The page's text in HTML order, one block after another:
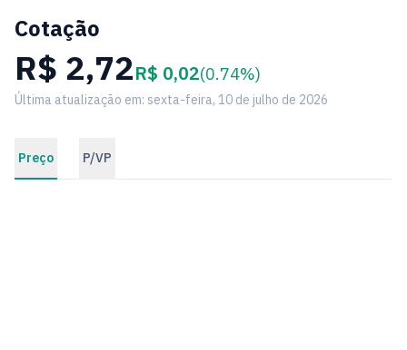
Cotação
R$ 2,72R$ 0,02(0.74%)
Última atualização em: sexta-feira, 10 de julho de 2026
Preço P/VP